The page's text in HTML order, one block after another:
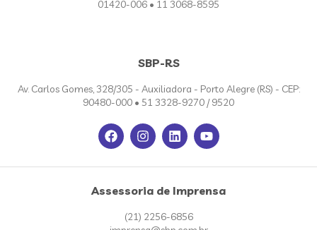
01420-006 • 11 3068-8595
SBP-RS
Av. Carlos Gomes, 328/305 - Auxiliadora - Porto Alegre (RS) - CEP:
90480-000 • 51 3328-9270 / 9520
Assessoria de Imprensa
(21) 2256-6856